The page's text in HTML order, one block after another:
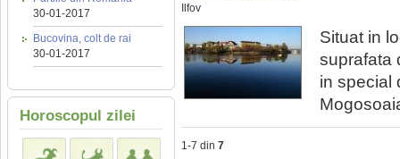
30-01-2017
Bucovina, colt de rai
30-01-2017
Horoscopul zilei
Ilfov
Situat in
suprafata
in special
1-7 din 7